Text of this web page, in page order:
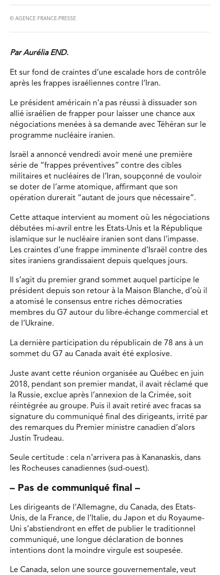
© AGENCE FRANCE-PRESSE
Par Aurélia END.
Et sur fond de craintes d’une escalade hors de contrôle
après les frappes israéliennes contre l’Iran.
Le président américain n’a pas réussi à dissuader son
allié israélien de frapper pour laisser une chance aux
négociations menées à sa demande avec Téhéran sur le
programme nucléaire iranien.
Israël a annoncé vendredi avoir mené une première
série de “frappes préventives” contre des cibles
militaires et nucléaires de l’Iran, soupçonné de vouloir
se doter de l’arme atomique, affirmant que son
opération durerait “autant de jours que nécessaire”.
Cette attaque intervient au moment où les négociations
débutées mi-avril entre les Etats-Unis et la République
islamique sur le nucléaire iranien sont dans l’impasse.
Les craintes d’une frappe imminente d’Israël contre des
sites iraniens grandissaient depuis quelques jours.
Il s’agit du premier grand sommet auquel participe le
président depuis son retour à la Maison Blanche, d’où il
a atomisé le consensus entre riches démocraties
membres du G7 autour du libre-échange commercial et
de l’Ukraine.
La dernière participation du républicain de 78 ans à un
sommet du G7 au Canada avait été explosive.
Juste avant cette réunion organisée au Québec en juin
2018, pendant son premier mandat, il avait réclamé que
la Russie, exclue après l’annexion de la Crimée, soit
réintégrée au groupe. Puis il avait retiré avec fracas sa
signature du communiqué final des dirigeants, irrité par
des remarques du Premier ministre canadien d’alors
Justin Trudeau.
Seule certitude : cela n’arrivera pas à Kananaskis, dans
les Rocheuses canadiennes (sud-ouest).
– Pas de communiqué final –
Les dirigeants de l’Allemagne, du Canada, des Etats-
Unis, de la France, de l’Italie, du Japon et du Royaume-
Uni s’abstiendront en effet de publier le traditionnel
communiqué, une longue déclaration de bonnes
intentions dont la moindre virgule est soupesée.
Le Canada, selon une source gouvernementale, veut